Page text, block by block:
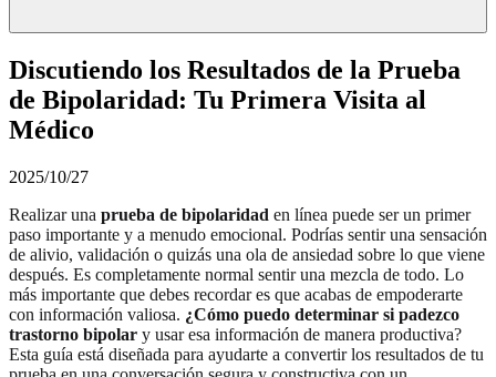
Discutiendo los Resultados de la Prueba
de Bipolaridad: Tu Primera Visita al
Médico
2025/10/27
Realizar una prueba de bipolaridad en línea puede ser un primer
paso importante y a menudo emocional. Podrías sentir una sensación
de alivio, validación o quizás una ola de ansiedad sobre lo que viene
después. Es completamente normal sentir una mezcla de todo. Lo
más importante que debes recordar es que acabas de empoderarte
con información valiosa. ¿Cómo puedo determinar si padezco
trastorno bipolar y usar esa información de manera productiva?
Esta guía está diseñada para ayudarte a convertir los resultados de tu